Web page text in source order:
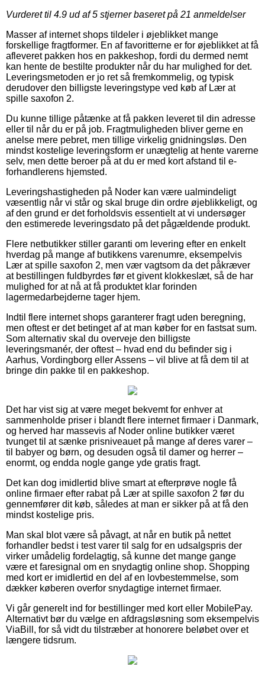
Vurderet til 4.9 ud af 5 stjerner baseret på 21 anmeldelser
Masser af internet shops tildeler i øjeblikket mange
forskellige fragtformer. En af favoritterne er for øjeblikket at få
afleveret pakken hos en pakkeshop, fordi du dermed nemt
kan hente de bestilte produkter når du har mulighed for det.
Leveringsmetoden er jo ret så fremkommelig, og typisk
derudover den billigste leveringstype ved køb af Lær at
spille saxofon 2.
Du kunne tillige påtænke at få pakken leveret til din adresse
eller til når du er på job. Fragtmuligheden bliver gerne en
anelse mere pebret, men tillige virkelig gnidningsløs. Den
mindst kostelige leveringsform er unægtelig at hente varerne
selv, men dette beroer på at du er med kort afstand til e-
forhandlerens hjemsted.
Leveringshastigheden på Noder kan være ualmindeligt
væsentlig når vi står og skal bruge din ordre øjeblikkeligt, og
af den grund er det forholdsvis essentielt at vi undersøger
den estimerede leveringsdato på det pågældende produkt.
Flere netbutikker stiller garanti om levering efter en enkelt
hverdag på mange af butikkens varenumre, eksempelvis
Lær at spille saxofon 2, men vær vagtsom da det påkræver
at bestillingen fuldbyrdes før et givent klokkeslæt, så de har
mulighed for at nå at få produktet klar forinden
lagermedarbejderne tager hjem.
Indtil flere internet shops garanterer fragt uden beregning,
men oftest er det betinget af at man køber for en fastsat sum.
Som alternativ skal du overveje den billigste
leveringsmanér, der oftest – hvad end du befinder sig i
Aarhus, Vordingborg eller Assens – vil blive at få dem til at
bringe din pakke til en pakkeshop.
Det har vist sig at være meget bekvemt for enhver at
sammenholde priser i blandt flere internet firmaer i Danmark,
og herved har massevis af Noder online butikker været
tvunget til at sænke prisniveauet på mange af deres varer –
til babyer og børn, og desuden også til damer og herrer –
enormt, og endda nogle gange yde gratis fragt.
Det kan dog imidlertid blive smart at efterprøve nogle få
online firmaer efter rabat på Lær at spille saxofon 2 før du
gennemfører dit køb, således at man er sikker på at få den
mindst kostelige pris.
Man skal blot være så påvagt, at når en butik på nettet
forhandler bedst i test varer til salg for en udsalgspris der
virker umådelig fordelagtig, så kunne det mange gange
være et faresignal om en snydagtig online shop. Shopping
med kort er imidlertid en del af en lovbestemmelse, som
dækker køberen overfor snydagtige internet firmaer.
Vi går generelt ind for bestillinger med kort eller MobilePay.
Alternativt bør du vælge en afdragsløsning som eksempelvis
ViaBill, for så vidt du tilstræber at honorere beløbet over et
længere tidsrum.